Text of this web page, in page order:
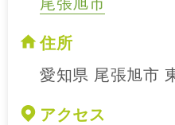
住所
愛知県 尾張旭市
アクセス